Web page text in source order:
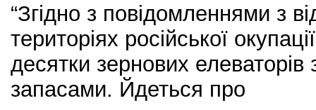
“Згідно з повідомленнями з
територіях російської
десятки зернових елеваторів
запасами. Йдеться про